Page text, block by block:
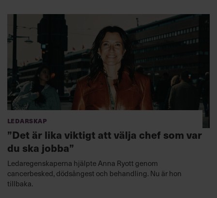
Ledarskap
”Det är lika viktigt att välja chef som var
du ska jobba”
Ledaregenskaperna hjälpte Anna Ryott genom
cancerbesked, dödsångest och behandling. Nu är hon
tillbaka.